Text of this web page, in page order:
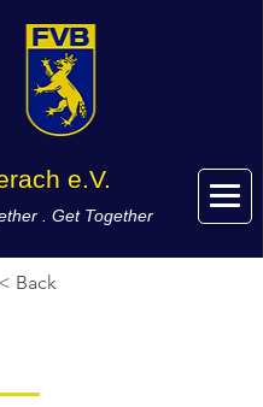
e.V.
. Get Together
< Back